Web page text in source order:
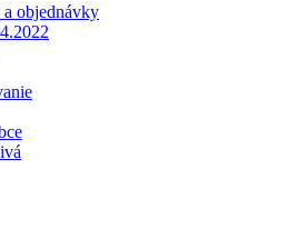
objednávky